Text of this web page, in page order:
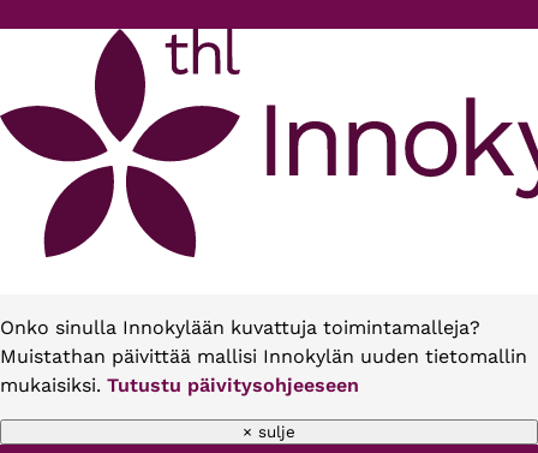
Onko sinulla Innokylään kuvattuja toimintamalleja?
Muistathan päivittää mallisi Innokylän uuden tietomallin
mukaisiksi. Tutustu päivitysohjeeseen
× sulje